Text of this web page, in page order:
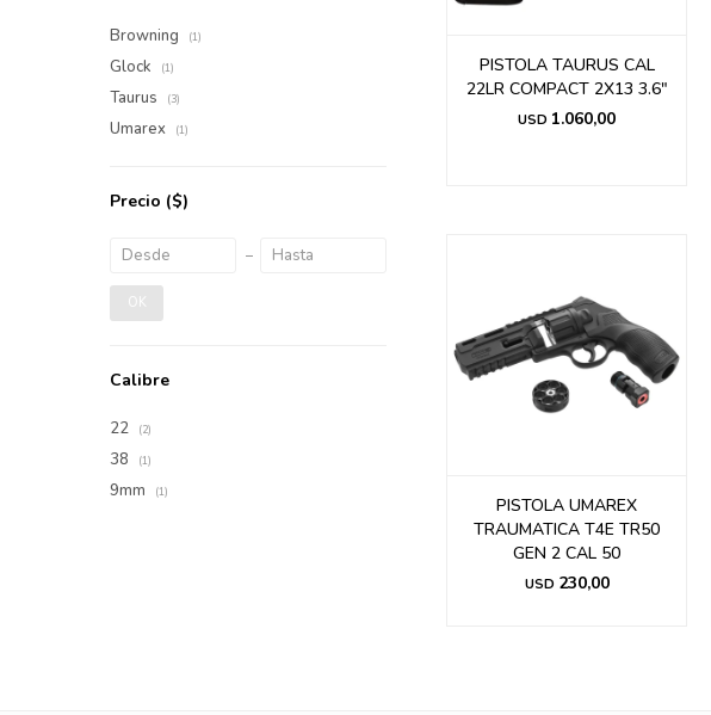
PISTOLA TAURUS CAL
22LR COMPACT 2X13 3.6"
USD 1.060,00
PISTOLA UMAREX
TRAUMATICA T4E TR50
GEN 2 CAL 50
USD 230,00
Browning (1)
Glock (1)
Taurus (3)
Umarex (1)
Precio ($)
OK
Calibre
22 (2)
38 (1)
9mm (1)